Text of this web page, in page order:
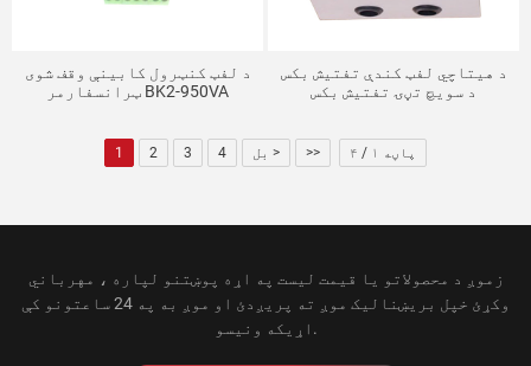
د لفټ کنټرول کابینې وقف شوی
ټرانسفارمر BK2-950VA
د هیتاچي لفټ کندې تفتیش بکس
د سویچ تڼۍ تفتیش بکس
1 2 3 4 بل > >> پاڼه ۱ / ۴
زموږ د محصولاتو یا قیمت لیست په اړه پوښتنو لپاره ، مهرباني
وکړئ خپل بریښنالیک موږ ته پریږدئ او موږ به په 24 ساعتونو کې
اړیکه ونیسو.